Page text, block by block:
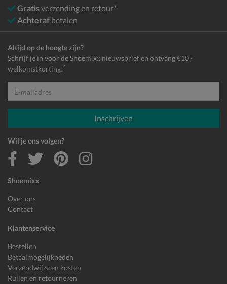
Gratisverzending en retour*
Achteraf betalen
Shoemixx
Over ons
Contact
Klantenservice
Bestellen
Betaalmogelijkheden
Verzendwijze en kosten
Ruilen en retourneren
Altijd op de hoogte zijn?
Schrijf je in voor de Shoemixx nieuwsbrief en ontvang €10,-
welkomstkorting! *
E-mailadres
Inschrijven
Wil je ons volgen?